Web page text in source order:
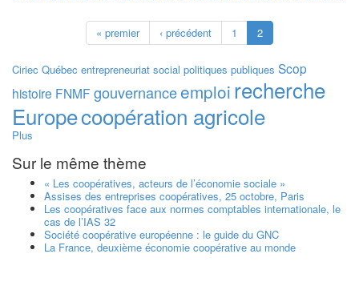
« premier ‹ précédent 1 2
Ciriec Québec entrepreneuriat social politiques publiques Scop
histoire FNMF gouvernanceemploi recherche
Europecoopération agricole
Plus
Sur le même thème
« Les coopératives, acteurs de l’économie sociale »
Assises des entreprises coopératives, 25 octobre, Paris
Les coopératives face aux normes comptables internationale, le
cas de l’IAS 32
Société coopérative européenne : le guide du GNC
La France, deuxième économie coopérative au monde